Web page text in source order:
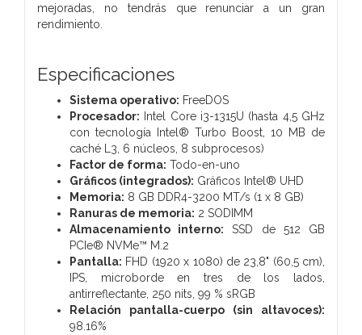
mejoradas, no tendrás que renunciar a un gran
rendimiento.
Especificaciones
Sistema operativo: FreeDOS
Procesador: Intel Core i3-1315U (hasta 4,5 GHz
con tecnología Intel® Turbo Boost, 10 MB de
caché L3, 6 núcleos, 8 subprocesos)
Factor de forma: Todo-en-uno
Gráficos (integrados): Gráficos Intel® UHD
Memoria: 8 GB DDR4-3200 MT/s (1 x 8 GB)
Ranuras de memoria: 2 SODIMM
Almacenamiento interno: SSD de 512 GB
PCIe® NVMe™ M.2
Pantalla: FHD (1920 x 1080) de 23,8" (60,5 cm),
IPS, microborde en tres de los lados,
antirreflectante, 250 nits, 99 % sRGB
Relación pantalla-cuerpo (sin altavoces):
98.16%